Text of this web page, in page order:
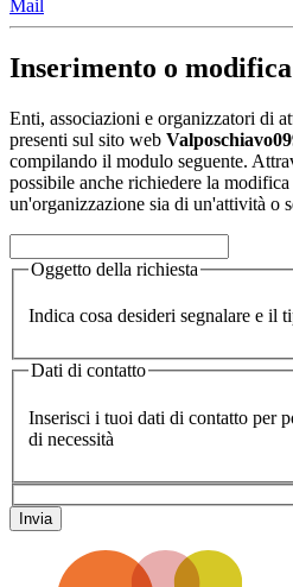
Mail
Inserimento o modifica
Enti, associazioni e organizzatori di
presenti sul sito web
compilando il modulo seguente.
possibile anche richiedere la
un'organizzazione sia di un'attività o
Oggetto della richiesta
Indica cosa desideri segnalare e il
Dati di contatto
Inserisci i tuoi dati di contatto per
di necessità
Invia